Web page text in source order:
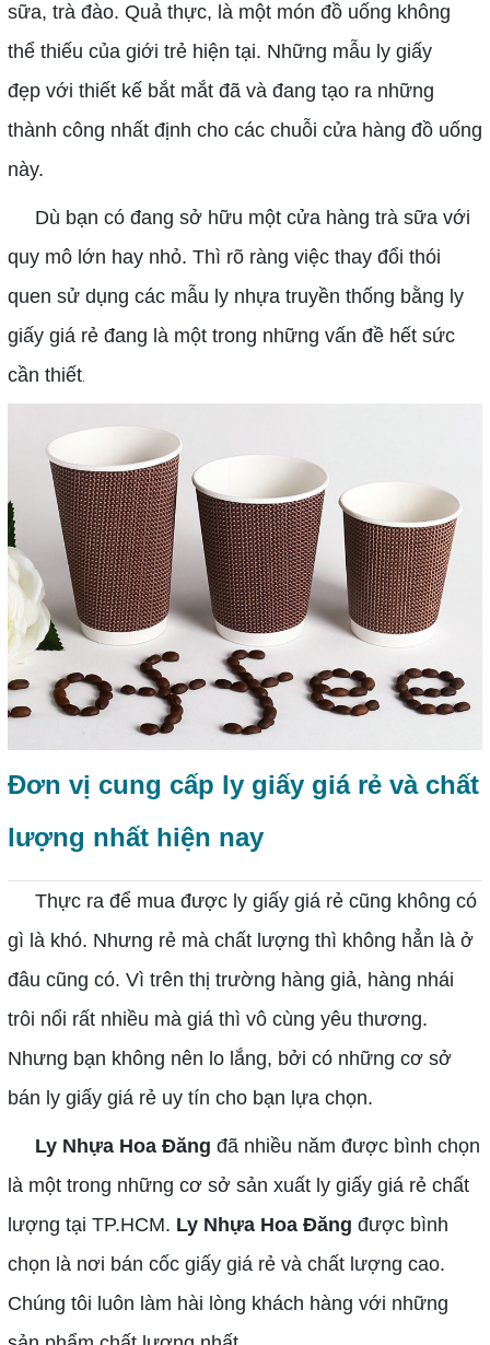
sữa, trà đào. Quả thực, là một món đồ uống không
thể thiếu của giới trẻ hiện tại. Những mẫu ly giấy
đẹp với thiết kế bắt mắt đã và đang tạo ra những
thành công nhất định cho các chuỗi cửa hàng đồ uống
này.
Dù bạn có đang sở hữu một cửa hàng trà sữa với
quy mô lớn hay nhỏ. Thì rõ ràng việc thay đổi thói
quen sử dụng các mẫu ly nhựa truyền thống bằng ly
giấy giá rẻ đang là một trong những vấn đề hết sức
cần thiết.
Đơn vị cung cấp ly giấy giá rẻ và chất
lượng nhất hiện nay
Thực ra để mua được ly giấy giá rẻ cũng không có
gì là khó. Nhưng rẻ mà chất lượng thì không hẳn là ở
đâu cũng có. Vì trên thị trường hàng giả, hàng nhái
trôi nổi rất nhiều mà giá thì vô cùng yêu thương.
Nhưng bạn không nên lo lắng, bởi có những cơ sở
bán ly giấy giá rẻ uy tín cho bạn lựa chọn.
Ly Nhựa Hoa Đăng đã nhiều năm được bình chọn
là một trong những cơ sở sản xuất ly giấy giá rẻ chất
lượng tại TP.HCM. Ly Nhựa Hoa Đăng được bình
chọn là nơi bán cốc giấy giá rẻ và chất lượng cao.
Chúng tôi luôn làm hài lòng khách hàng với những